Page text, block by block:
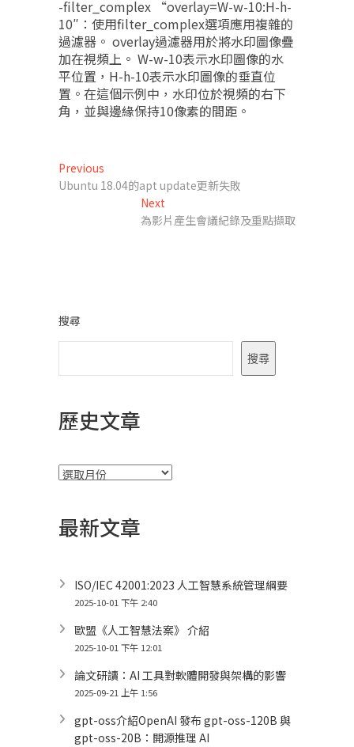
-filter_complex “overlay=W-w-10:H-h-
10″：使用filter_complex選項應用複雜的
過濾器。 overlay過濾器用於將水印圖像疊
加在視頻上。 W-w-10表示水印圖像的水
平位置，H-h-10表示水印圖像的垂直位
置。在這個示例中，水印位於視頻的右下
角，並與邊緣保持10像素的間距。
文
章
Previous
post:
Ubuntu 18.04的apt update更新失敗
Next
post:
為影片產生會議紀錄及重點擷取
搜尋
搜尋
歷史文章
彙
最新文章
ISO/IEC 42001:2023 人工智慧系統管理綱要
2025-10-01 下午 2:40
歐盟《人工智慧法案》 介紹
2025-10-01 下午 12:01
論文研讀：AI 工具對軟體開發與架構的影響
2025-09-21 上午 1:56
gpt-oss介紹OpenAI 發布 gpt-oss-120B 與
gpt-oss-20B：開源推理 AI